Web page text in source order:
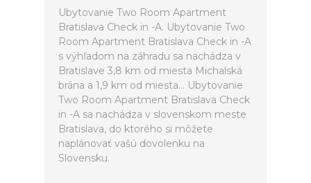
Ubytovanie Two Room Apartment
Bratislava Check in -A. Ubytovanie Two
Room Apartment Bratislava Check in -A
s výhľadom na záhradu sa nachádza v
Bratislave 3,8 km od miesta Michalská
brána a 1,9 km od miesta... Ubytovanie
Two Room Apartment Bratislava Check
in -A sa nachádza v slovenskom meste
Bratislava, do ktorého si môžete
naplánovať vašú dovolenku na
Slovensku.